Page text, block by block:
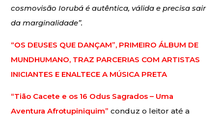
cosmovisão Iorubá é autêntica, válida e precisa sair
da marginalidade”.
“OS DEUSES QUE DANÇAM”, PRIMEIRO ÁLBUM DE
MUNDHUMANO, TRAZ PARCERIAS COM ARTISTAS
INICIANTES E ENALTECE A MÚSICA PRETA
“Tião Cacete e os 16 Odus Sagrados – Uma
Aventura Afrotupiniquim”conduz o leitor até a